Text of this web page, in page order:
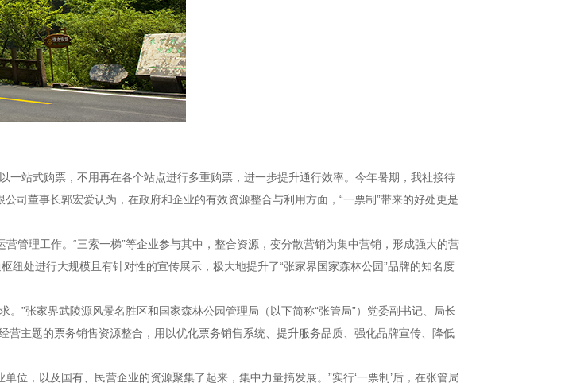
一站式购票，不用再在各个站点进行多重购票，进一步提升通行效率。今年暑期，我社接待
司董事长郭宏爱认为，在政府和企业的有效资源整合与利用方面，“一票制”带来的好处更是
管理工作。“三索一梯”等企业参与其中，整合资源，变分散营销为集中营销，形成强大的营
处进行大规模且有针对性的宣传展示，极大地提升了“张家界国家森林公园”品牌的知名度
”张家界武陵源风景名胜区和国家森林公园管理局（以下简称“张管局”）党委副书记、局长
主题的票务销售资源整合，用以优化票务销售系统、提升服务品质、强化品牌宣传、降低
位，以及国有、民营企业的资源聚集了起来，集中力量搞发展。”实行‘一票制’后，在张管局